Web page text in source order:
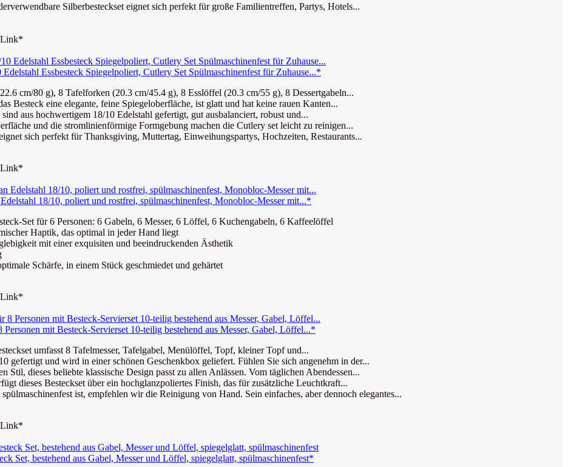
Silberbesteckset eignet sich perfekt für große Familientreffen, Partys, Hotels...
Link*
Essbesteck Spiegelpoliert, Cutlery Set Spülmaschinenfest für Zuhause...*
cm/80 g), 8 Tafelforken (20.3 cm/45.4 g), 8 Esslöffel (20.3 cm/55 g), 8 Dessertgabeln...
Besteck eine elegante, feine Spiegeloberfläche, ist glatt und hat keine rauen Kanten...
aus hochwertigem 18/10 Edelstahl gefertigt, gut ausbalanciert, robust und...
und die stromlinienförmige Formgebung machen die Cutlery set leicht zu reinigen...
sich perfekt für Thanksgiving, Muttertag, Einweihungspartys, Hochzeiten, Restaurants...
Link*
18/10, poliert und rostfrei, spülmaschinenfest, Monobloc-Messer mit...*
Set für 6 Personen: 6 Gabeln, 6 Messer, 6 Löffel, 6 Kuchengabeln, 6 Kaffeelöffel
Haptik, das optimal in jeder Hand liegt
mit einer exquisiten und beeindruckenden Ästhetik
Schärfe, in einem Stück geschmiedet und gehärtet
Link*
mit Besteck-Servierset 10-teilig bestehend aus Messer, Gabel, Löffel...*
umfasst 8 Tafelmesser, Tafelgabel, Menülöffel, Topf, kleiner Topf und...
gefertigt und wird in einer schönen Geschenkbox geliefert. Fühlen Sie sich angenehm in der...
dieses beliebte klassische Design passt zu allen Anlässen. Vom täglichen Abendessen...
dieses Besteckset über ein hochglanzpoliertes Finish, das für zusätzliche Leuchtkraft...
ist, empfehlen wir die Reinigung von Hand. Sein einfaches, aber dennoch elegantes...
Link*
Set, bestehend aus Gabel, Messer und Löffel, spiegelglatt, spülmaschinenfest*